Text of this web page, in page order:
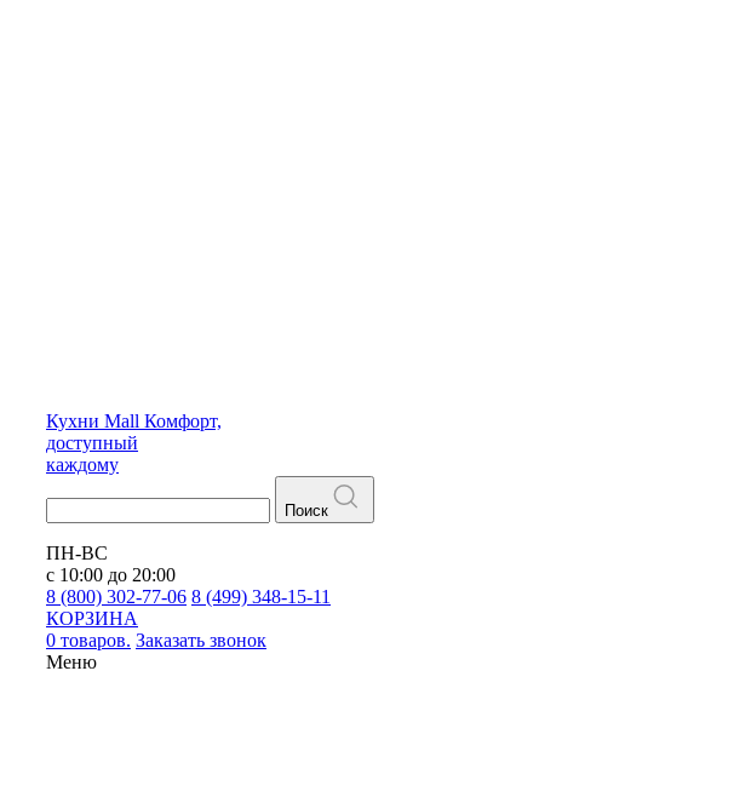
Кухни Mall Комфорт,
доступный
каждому
Поиск
ПН-ВС
с 10:00 до 20:00
8 (800) 302-77-06 8 (499) 348-15-11
КОРЗИНА
0 товаров. Заказать звонок
Меню